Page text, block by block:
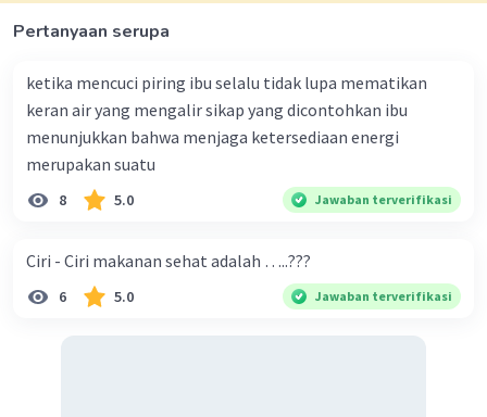
Pertanyaan serupa
ketika mencuci piring ibu selalu tidak lupa mematikan
keran air yang mengalir sikap yang dicontohkan ibu
menunjukkan bahwa menjaga ketersediaan energi
merupakan suatu
8 5.0 Jawaban terverifikasi
Ciri - Ciri makanan sehat adalah …..???
6 5.0 Jawaban terverifikasi